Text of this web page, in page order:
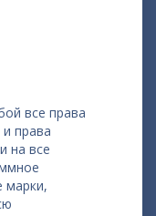
все права
права
на все
марки,